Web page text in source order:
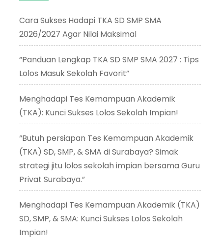
Cara Sukses Hadapi TKA SD SMP SMA
2026/2027 Agar Nilai Maksimal
“Panduan Lengkap TKA SD SMP SMA 2027 : Tips
Lolos Masuk Sekolah Favorit”
Menghadapi Tes Kemampuan Akademik
(TKA): Kunci Sukses Lolos Sekolah Impian!
“Butuh persiapan Tes Kemampuan Akademik
(TKA) SD, SMP, & SMA di Surabaya? Simak
strategi jitu lolos sekolah impian bersama Guru
Privat Surabaya.”
Menghadapi Tes Kemampuan Akademik (TKA)
SD, SMP, & SMA: Kunci Sukses Lolos Sekolah
Impian!